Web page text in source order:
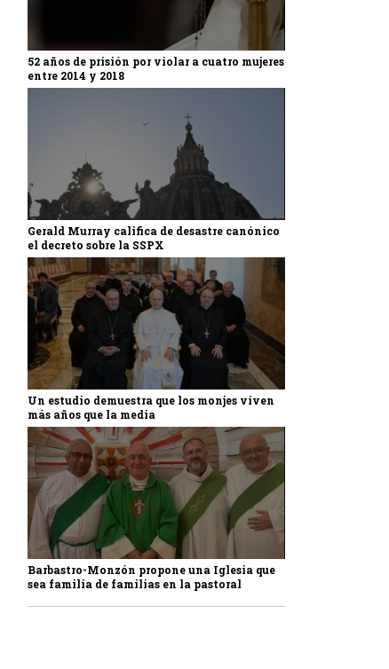
52 años de prisión por violar a cuatro mujeres
entre 2014 y 2018
Gerald Murray califica de desastre canónico
el decreto sobre la SSPX
Un estudio demuestra que los monjes viven
más años que la media
Barbastro-Monzón propone una Iglesia que
sea familia de familias en la pastoral